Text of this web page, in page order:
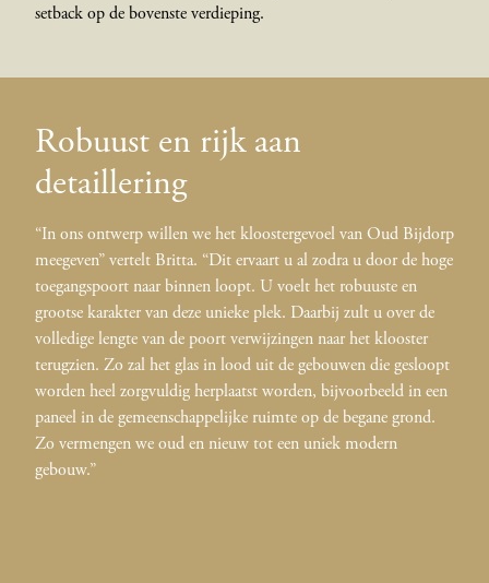
setback op de bovenste verdieping.
Robuust en rijk aan
detaillering
“In ons ontwerp willen we het kloostergevoel van Oud Bijdorp
meegeven” vertelt Britta. “Dit ervaart u al zodra u door de hoge
toegangspoort naar binnen loopt. U voelt het robuuste en
grootse karakter van deze unieke plek. Daarbij zult u over de
volledige lengte van de poort verwijzingen naar het klooster
terugzien. Zo zal het glas in lood uit de gebouwen die gesloopt
worden heel zorgvuldig herplaatst worden, bijvoorbeeld in een
paneel in de gemeenschappelijke ruimte op de begane grond.
Zo vermengen we oud en nieuw tot een uniek modern
gebouw.”